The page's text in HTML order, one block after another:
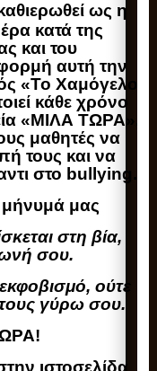
ως η
κατά της
και του
αυτή την
«Το Χαμόγελο
κάθε χρόνο
«ΜΙΛΑ ΤΩΡΑ»,
μαθητές να
τους και να
στο bullying.
μήνυμά μας
στη βία,
σου.
ούτε
τους γύρω σου.
ιστοσελίδα